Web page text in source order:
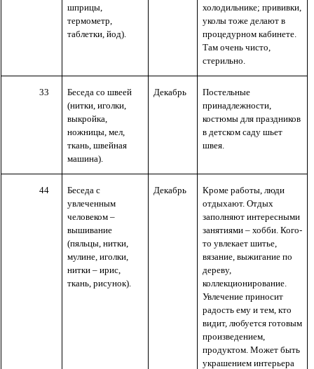
шприцы,
термометр,
таблетки, йод).
холодильнике; прививки,
уколы тоже делают в
процедурном кабинете.
Там очень чисто,
стерильно.
33
Беседа со швеей
(нитки, иголки,
выкройка,
ножницы, мел,
ткань, швейная
машина).
Декабрь
Постельные
принадлежности,
костюмы для праздников
в детском саду шьет
швея.
44
Беседа с
увлеченным
человеком –
вышивание
(пяльцы, нитки,
мулине, иголки,
нитки – ирис,
ткань, рисунок).
Декабрь
Кроме работы, люди
отдыхают. Отдых
заполняют интересными
занятиями – хобби. Кого-
то увлекает шитье,
вязание, выжигание по
дереву,
коллекционирование.
Увлечение приносит
радость ему и тем, кто
видит, любуется готовым
произведением,
продуктом. Может быть
украшением интерьера